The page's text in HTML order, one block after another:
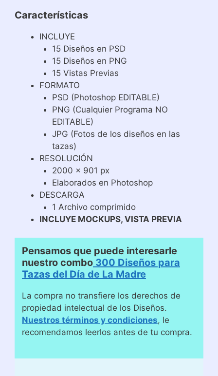
Características
INCLUYE
15 Diseños en PSD
15 Diseños en PNG
15 Vistas Previas
FORMATO
PSD (Photoshop EDITABLE)
PNG (Cualquier Programa NO
EDITABLE)
JPG (Fotos de los diseños en las
tazas)
RESOLUCIÓN
2000 x 901 px
Elaborados en Photoshop
DESCARGA
1 Archivo comprimido
INCLUYE MOCKUPS, VISTA PREVIA
Pensamos que puede interesarle
nuestro combo 300 Diseños para
Tazas del Día de La Madre
La compra no transfiere los derechos de
propiedad intelectual de los Diseños.
Nuestros términos y condiciones, le
recomendamos leerlos antes de tu compra.